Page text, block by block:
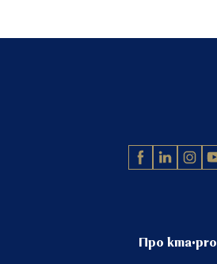
Про kma•pro